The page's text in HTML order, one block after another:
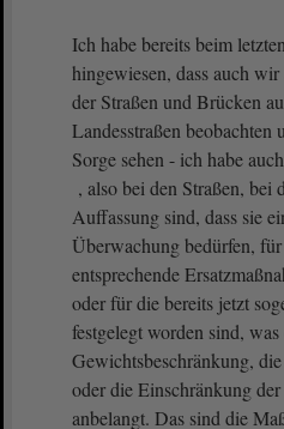
Ich habe bereits beim
hingewiesen, dass auch
der Straßen und Brücken
Landesstraßen beobachten
Sorge sehen - ich habe
, also bei den Straßen, bei
Auffassung sind, dass sie
Überwachung bedürfen,
entsprechende
oder für die bereits jetzt
festgelegt worden sind,
Gewichtsbeschränkung,
oder die Einschränkung
anbelangt. Das sind die